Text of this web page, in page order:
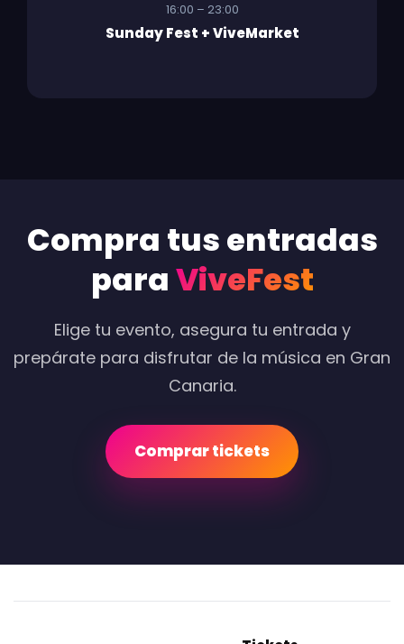
16:00 – 23:00
Sunday Fest + ViveMarket
Compra tus entradas
paraViveFest
Elige tu evento, asegura tu entrada y
prepárate para disfrutar de la música en Gran
Canaria.
Comprar tickets